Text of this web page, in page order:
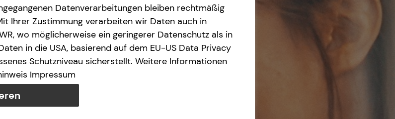
Datenverarbeitungen bleiben rechtmäßig
Ihrer Zustimmung verarbeiten wir Daten auch in
wo möglicherweise ein geringerer Datenschutz als in
in die USA, basierend auf dem EU-US Data Privacy
Schutzniveau sicherstellt. Weitere Informationen
Impressum